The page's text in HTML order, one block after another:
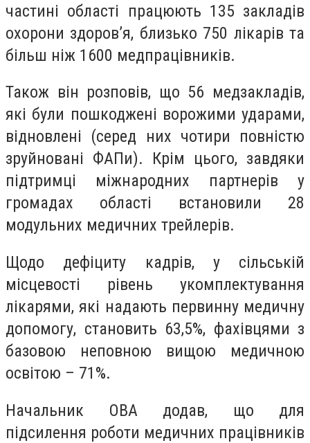
частині області працюють 135 закладів
охорони здоровʼя, близько 750 лікарів та
більш ніж 1600 медпрацівників.
Також він розповів, що 56 медзакладів,
які були пошкоджені ворожими ударами,
відновлені (серед них чотири повністю
зруйновані ФАПи). Крім цього, завдяки
підтримці міжнародних партнерів у
громадах області встановили 28
модульних медичних трейлерів.
Щодо дефіциту кадрів, у сільській
місцевості рівень укомплектування
лікарями, які надають первинну медичну
допомогу, становить 63,5%, фахівцями з
базовою неповною вищою медичною
освітою – 71%.
Начальник ОВА додав, що для
підсилення роботи медичних працівників